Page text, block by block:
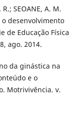
R.; SEOANE, A. M.
desenvolvimento
de Educação Física
ago. 2014.
da ginástica na
e o
Motrivivência. v.